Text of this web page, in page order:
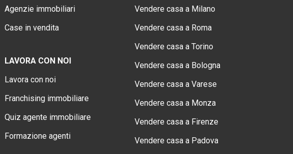
Agenzie immobiliari
Case in vendita
LAVORA CON NOI
Lavora con noi
Franchising immobiliare
Quiz agente immobiliare
Formazione agenti
Vendere casa a Milano
Vendere casa a Roma
Vendere casa a Torino
Vendere casa a Bologna
Vendere casa a Varese
Vendere casa a Monza
Vendere casa a Firenze
Vendere casa a Padova